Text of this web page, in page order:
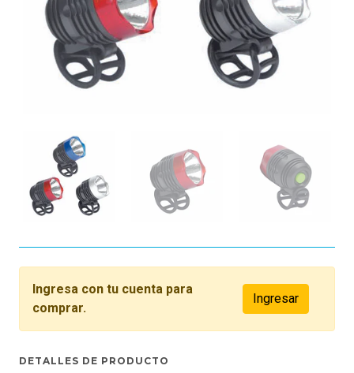
Ingresa con tu cuenta para
comprar.
Ingresar
DETALLES DE PRODUCTO